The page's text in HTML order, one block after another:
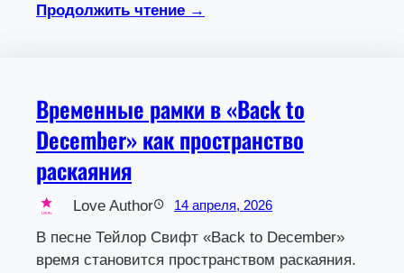
Продолжить чтение →
Временные рамки в «Back to
December» как пространство
раскаяния
Love Author 14 апреля, 2026
В песне Тейлор Свифт «Back to December»
время становится пространством раскаяния.